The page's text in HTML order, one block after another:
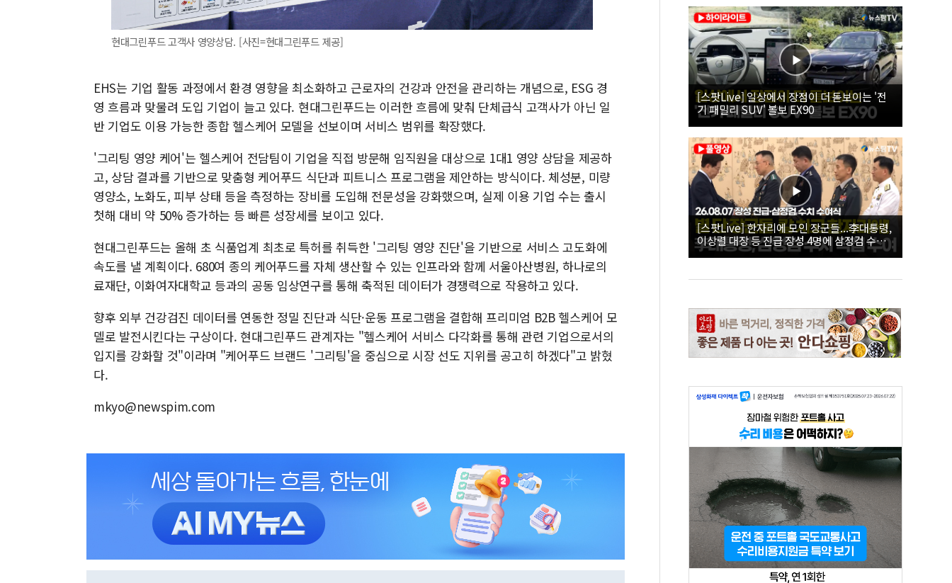
현대그린푸드 고객사 영양상담. [사진=현대그린푸드 제공]
EHS는 기업 활동 과정에서 환경 영향을 최소화하고 근로자의 건강과 안전을 관리하는 개념으로, ESG 경
영 흐름과 맞물려 도입 기업이 늘고 있다. 현대그린푸드는 이러한 흐름에 맞춰 단체급식 고객사가 아닌 일
반 기업도 이용 가능한 종합 헬스케어 모델을 선보이며 서비스 범위를 확장했다.
'그리팅 영양 케어'는 헬스케어 전담팀이 기업을 직접 방문해 임직원을 대상으로 1대1 영양 상담을 제공하
고, 상담 결과를 기반으로 맞춤형 케어푸드 식단과 피트니스 프로그램을 제안하는 방식이다. 체성분, 미량
영양소, 노화도, 피부 상태 등을 측정하는 장비를 도입해 전문성을 강화했으며, 실제 이용 기업 수는 출시
첫해 대비 약 50% 증가하는 등 빠른 성장세를 보이고 있다.
현대그린푸드는 올해 초 식품업계 최초로 특허를 취득한 '그리팅 영양 진단'을 기반으로 서비스 고도화에
속도를 낼 계획이다. 680여 종의 케어푸드를 자체 생산할 수 있는 인프라와 함께 서울아산병원, 하나로의
료재단, 이화여자대학교 등과의 공동 임상연구를 통해 축적된 데이터가 경쟁력으로 작용하고 있다.
향후 외부 건강검진 데이터를 연동한 정밀 진단과 식단·운동 프로그램을 결합해 프리미엄 B2B 헬스케어 모
델로 발전시킨다는 구상이다. 현대그린푸드 관계자는 "헬스케어 서비스 다각화를 통해 관련 기업으로서의
입지를 강화할 것"이라며 "케어푸드 브랜드 '그리팅'을 중심으로 시장 선도 지위를 공고히 하겠다"고 밝혔
다.
mkyo@newspim.com
[스팟Live] 일상에서 장점이 더 돋보이는 '전
기 패밀리 SUV' 볼보 EX90
[스팟Live] 한자리에 모인 장군들...李대통령,
이상렬 대장 등 진급 장성 4명에 삼정검 수치
직접 수여｜26.08.07 장성 진급·삼정검 수치